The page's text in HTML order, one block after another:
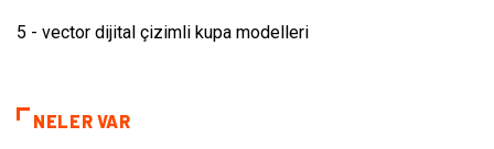
5 - vector dijital çizimli kupa modelleri
NELER VAR